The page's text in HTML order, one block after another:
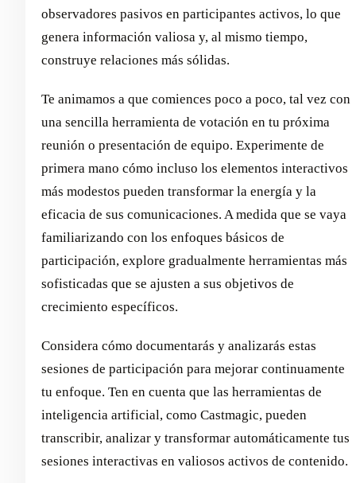
observadores pasivos en participantes activos, lo que
genera información valiosa y, al mismo tiempo,
construye relaciones más sólidas.
Te animamos a que comiences poco a poco, tal vez con
una sencilla herramienta de votación en tu próxima
reunión o presentación de equipo. Experimente de
primera mano cómo incluso los elementos interactivos
más modestos pueden transformar la energía y la
eficacia de sus comunicaciones. A medida que se vaya
familiarizando con los enfoques básicos de
participación, explore gradualmente herramientas más
sofisticadas que se ajusten a sus objetivos de
crecimiento específicos.
Considera cómo documentarás y analizarás estas
sesiones de participación para mejorar continuamente
tu enfoque. Ten en cuenta que las herramientas de
inteligencia artificial, como Castmagic, pueden
transcribir, analizar y transformar automáticamente tus
sesiones interactivas en valiosos activos de contenido.